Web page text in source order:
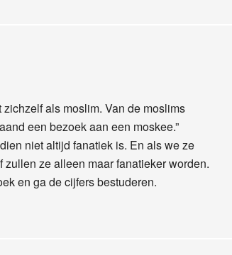
als moslim. Van de moslims
een bezoek aan een moskee.”
niet altijd fanatiek is. En als we ze
ze alleen maar fanatieker worden.
en ga de cijfers bestuderen.